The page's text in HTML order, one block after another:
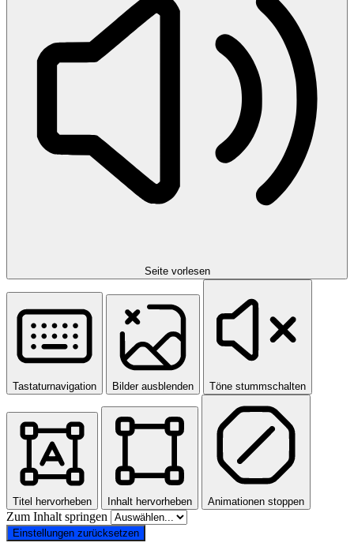
Seite vorlesen
Tastaturnavigation Bilder ausblenden Töne stummschalten
Titel hervorheben Inhalt hervorheben Animationen stoppen
Zum Inhalt springen
Einstellungen zurücksetzen